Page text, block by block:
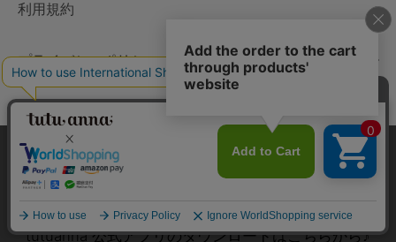
利用規約
プライバシーポリシー
特定商取引法に基づく表示
会社情報
tutuanna公式アプリのダウンロードはこちらから♪
本サイトでは、より快適にご利用いただけるようCookieを利用し
ています。詳細については
プライバシポリシー
をご確認くださ
い。
承諾する